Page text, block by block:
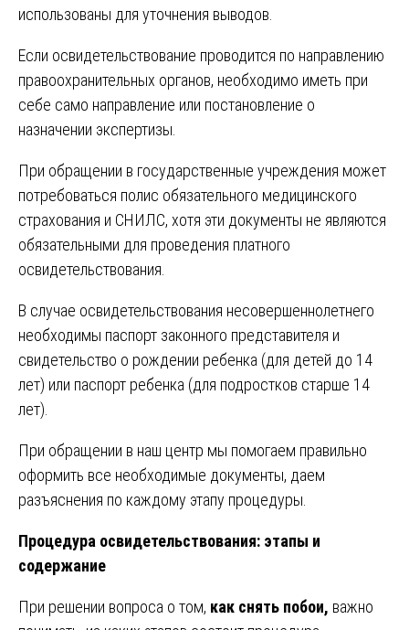
использованы для уточнения выводов.
Если освидетельствование проводится по направлению
правоохранительных органов, необходимо иметь при
себе само направление или постановление о
назначении экспертизы.
При обращении в государственные учреждения может
потребоваться полис обязательного медицинского
страхования и СНИЛС, хотя эти документы не являются
обязательными для проведения платного
освидетельствования.
В случае освидетельствования несовершеннолетнего
необходимы паспорт законного представителя и
свидетельство о рождении ребенка (для детей до 14
лет) или паспорт ребенка (для подростков старше 14
лет).
При обращении в наш центр мы помогаем правильно
оформить все необходимые документы, даем
разъяснения по каждому этапу процедуры.
Процедура освидетельствования: этапы и
содержание
При решении вопроса о том, как снять побои, важно